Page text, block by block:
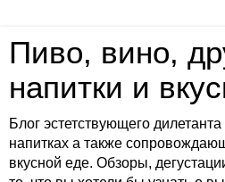
Пиво, вино,
напитки и
Блог эстетствующего
напитках а также
вкусной еде. Обзоры,